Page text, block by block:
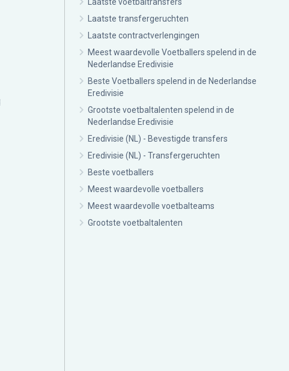
Laatste transfergeruchten
Laatste contractverlengingen
Meest waardevolle Voetballers spelend in de
Nederlandse Eredivisie
Beste Voetballers spelend in de Nederlandse
Eredivisie
Grootste voetbaltalenten spelend in de
Nederlandse Eredivisie
Eredivisie (NL) - Bevestigde transfers
Eredivisie (NL) - Transfergeruchten
Beste voetballers
Meest waardevolle voetballers
Meest waardevolle voetbalteams
Grootste voetbaltalenten